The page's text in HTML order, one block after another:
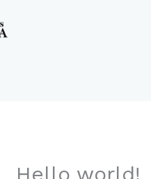
Hello world!